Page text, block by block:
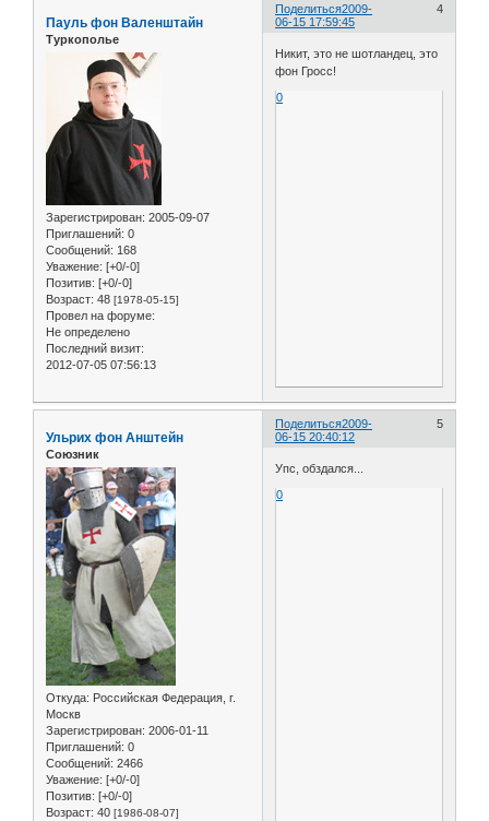
Поделиться 4
2009-
06-15 17:59:45
Пауль фон Валенштайн
Туркополье
Зарегистрирован: 2005-09-07
Приглашений: 0
Сообщений: 168
Уважение: [+0/-0]
Позитив: [+0/-0]
Возраст: 48 [1978-05-15]
Провел на форуме:
Не определено
Последний визит:
2012-07-05 07:56:13
Никит, это не шотландец, это
фон Гросс!
0
Поделиться 5
2009-
06-15 20:40:12
Ульрих фон Анштейн
Союзник
Откуда: Российская Федерация, г.
Москв
Зарегистрирован: 2006-01-11
Приглашений: 0
Сообщений: 2466
Уважение: [+0/-0]
Позитив: [+0/-0]
Возраст: 40 [1986-08-07]
Упс, обздался...
0